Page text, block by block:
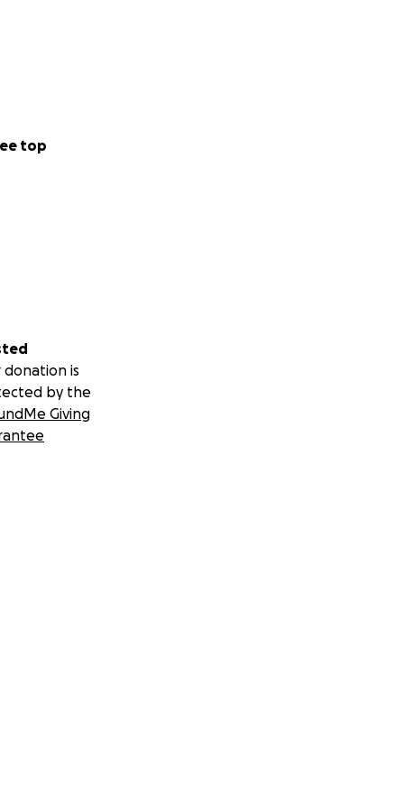
top
donation is
by the
Giving